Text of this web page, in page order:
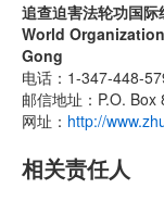
追查迫害法轮功国际
World
Gong
电话：1-347-448-
邮信地址：P.O.
网址： http://
相关责任人